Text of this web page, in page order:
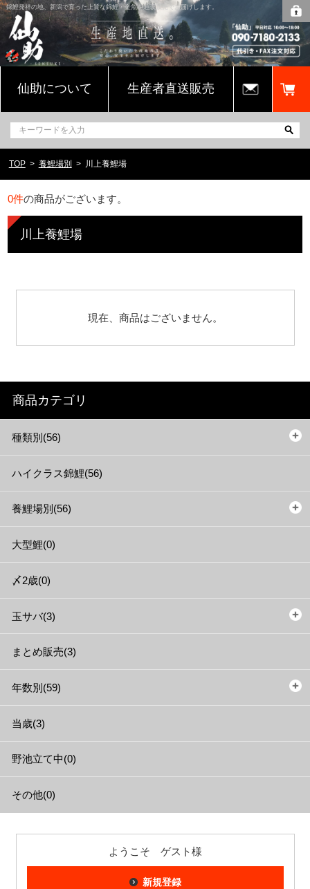
錦鯉発祥の地、新潟で育った上質な錦鯉・金魚を通販販売でお届けします。
仙助について 生産者直送販売
TOP 養鯉場別 川上養鯉場
0件の商品がございます。
川上養鯉場
現在、商品はございません。
商品カテゴリ
種類別(56)
ハイクラス錦鯉(56)
養鯉場別(56)
大型鯉(0)
〆2歳(0)
玉サバ(3)
まとめ販売(3)
年数別(59)
当歳(3)
野池立て中(0)
その他(0)
ようこそ ゲスト様
新規登録